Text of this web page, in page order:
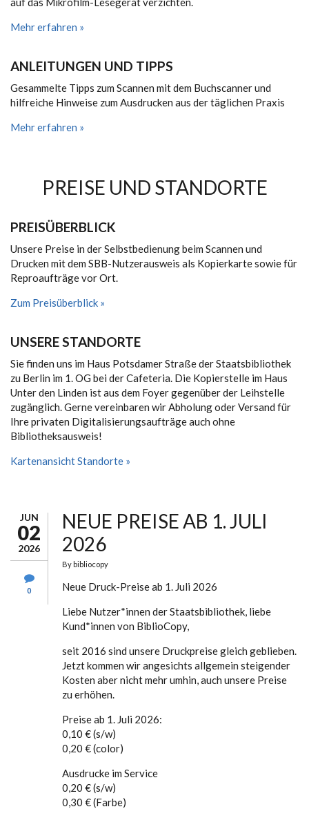
Mehr erfahren »
ANLEITUNGEN UND TIPPS
Gesammelte Tipps zum Scannen mit dem Buchscanner und
hilfreiche Hinweise zum Ausdrucken aus der täglichen Praxis
Mehr erfahren »
PREISE UND STANDORTE
PREISÜBERBLICK
Unsere Preise in der Selbstbedienung beim Scannen und
Drucken mit dem SBB-Nutzerausweis als Kopierkarte sowie für
Reproaufträge vor Ort.
Zum Preisüberblick »
UNSERE STANDORTE
Sie finden uns im Haus Potsdamer Straße der Staatsbibliothek
zu Berlin im 1. OG bei der Cafeteria. Die Kopierstelle im Haus
Unter den Linden ist aus dem Foyer gegenüber der Leihstelle
zugänglich. Gerne vereinbaren wir Abholung oder Versand für
Ihre privaten Digitalisierungsaufträge auch ohne
Bibliotheksausweis!
Kartenansicht Standorte »
JUN
02
2026
0
NEUE PREISE AB 1. JULI
2026
By bibliocopy
Neue Druck-Preise ab 1. Juli 2026
Liebe Nutzer*innen der Staatsbibliothek, liebe
Kund*innen von BiblioCopy,
seit 2016 sind unsere Druckpreise gleich geblieben.
Jetzt kommen wir angesichts allgemein steigender
Kosten aber nicht mehr umhin, auch unsere Preise
zu erhöhen.
Preise ab 1. Juli 2026:
0,10 € (s/w)
0,20 € (color)
Ausdrucke im Service
0,20 € (s/w)
0,30 € (Farbe)